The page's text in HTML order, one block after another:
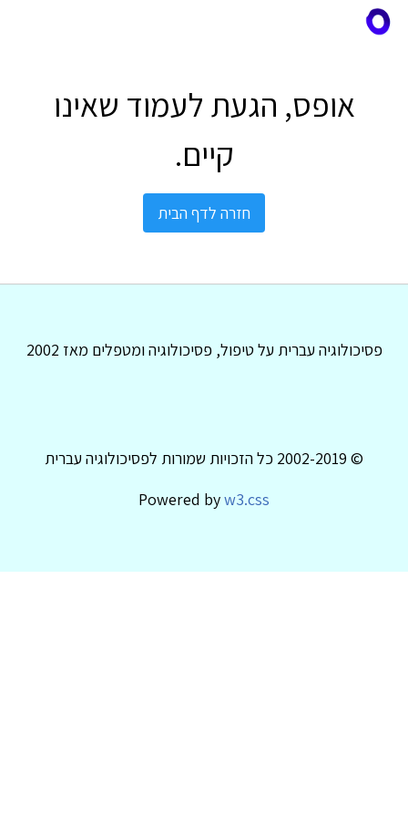
אופס, הגעת לעמוד שאינו
קיים.
חזרה לדף הבית
פסיכולוגיה עברית על טיפול, פסיכולוגיה ומטפלים מאז 2002
© 2002-2019 כל הזכויות שמורות לפסיכולוגיה עברית
Powered byw3.css